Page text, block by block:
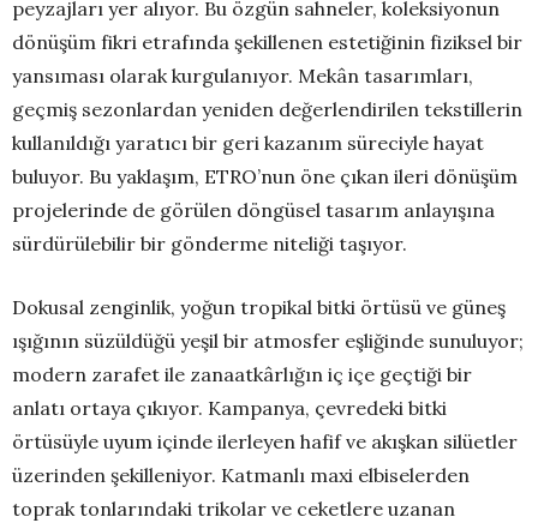
peyzajları yer alıyor. Bu özgün sahneler, koleksiyonun
dönüşüm fikri etrafında şekillenen estetiğinin fiziksel bir
yansıması olarak kurgulanıyor. Mekân tasarımları,
geçmiş sezonlardan yeniden değerlendirilen tekstillerin
kullanıldığı yaratıcı bir geri kazanım süreciyle hayat
buluyor. Bu yaklaşım, ETRO’nun öne çıkan ileri dönüşüm
projelerinde de görülen döngüsel tasarım anlayışına
sürdürülebilir bir gönderme niteliği taşıyor.
Dokusal zenginlik, yoğun tropikal bitki örtüsü ve güneş
ışığının süzüldüğü yeşil bir atmosfer eşliğinde sunuluyor;
modern zarafet ile zanaatkârlığın iç içe geçtiği bir
anlatı ortaya çıkıyor. Kampanya, çevredeki bitki
örtüsüyle uyum içinde ilerleyen hafif ve akışkan silüetler
üzerinden şekilleniyor. Katmanlı maxi elbiselerden
toprak tonlarındaki trikolar ve ceketlere uzanan